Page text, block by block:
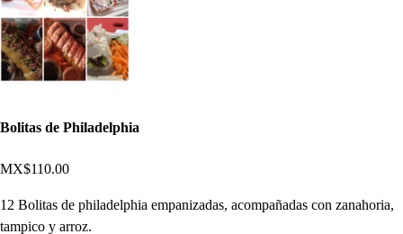
Bolitas de Philadelphia
MX$110.00
12 Bolitas de philadelphia empanizadas, acompañadas con zanahoria,
tampico y arroz.